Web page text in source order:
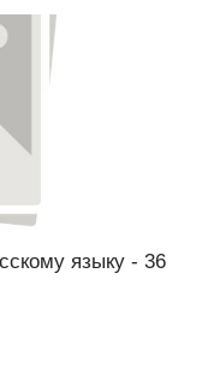
языку - 36